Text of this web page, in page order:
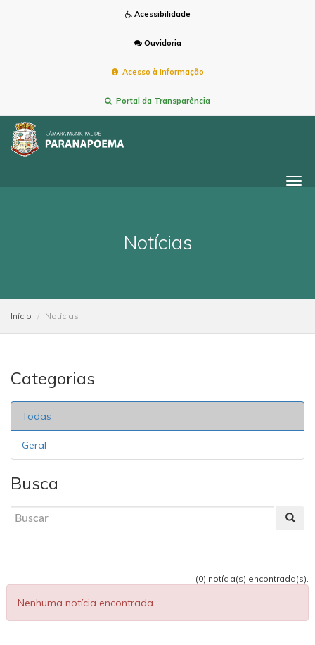
Acessibilidade
Ouvidoria
Acesso à Informação
Portal da Transparência
Notícias
Início Notícias
Categorias
Todas
Geral
Busca
(0) notícia(s) encontrada(s).
Nenhuma notícia encontrada.